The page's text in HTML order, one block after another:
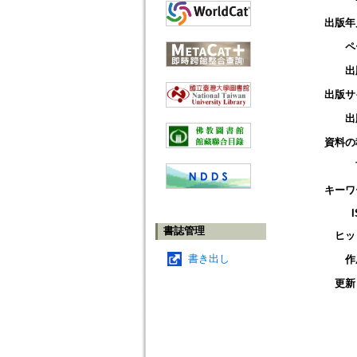
書誌管理
書き出し
出版
出版
資料
キー
ヒ
更